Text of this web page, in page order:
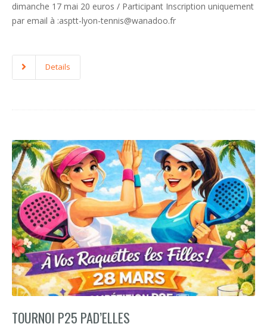
dimanche 17 mai 20 euros / Participant Inscription uniquement
par email à :asptt-lyon-tennis@wanadoo.fr
Details
TOURNOI P25 PAD’ELLES